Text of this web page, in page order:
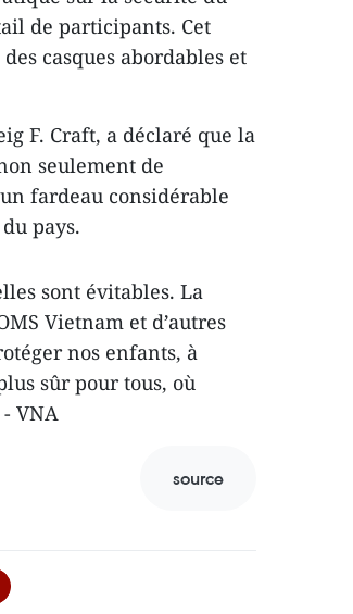
de participants. Cet
casques abordables et
F. Craft, a déclaré que la
seulement de
fardeau considérable
pays.
sont évitables. La
Vietnam et d’autres
nos enfants, à
sûr pour tous, où
VNA
source